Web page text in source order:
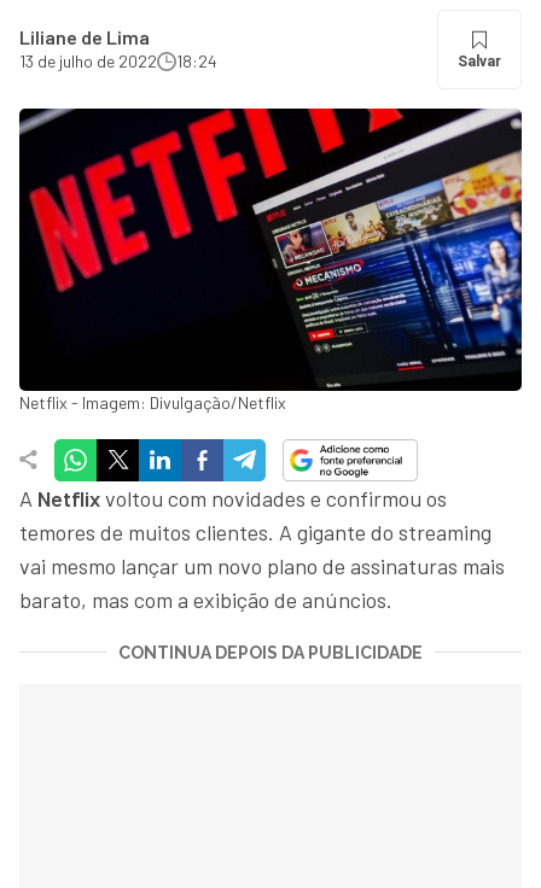
Liliane de Lima
13 de julho de 2022 18:24 Salvar
Netflix - Imagem: Divulgação/Netflix
A Netflixvoltou com novidades e confirmou os
temores de muitos clientes. A gigante do streaming
vai mesmo lançar um novo plano de assinaturas mais
barato, mas com a exibição de anúncios.
CONTINUA DEPOIS DA PUBLICIDADE